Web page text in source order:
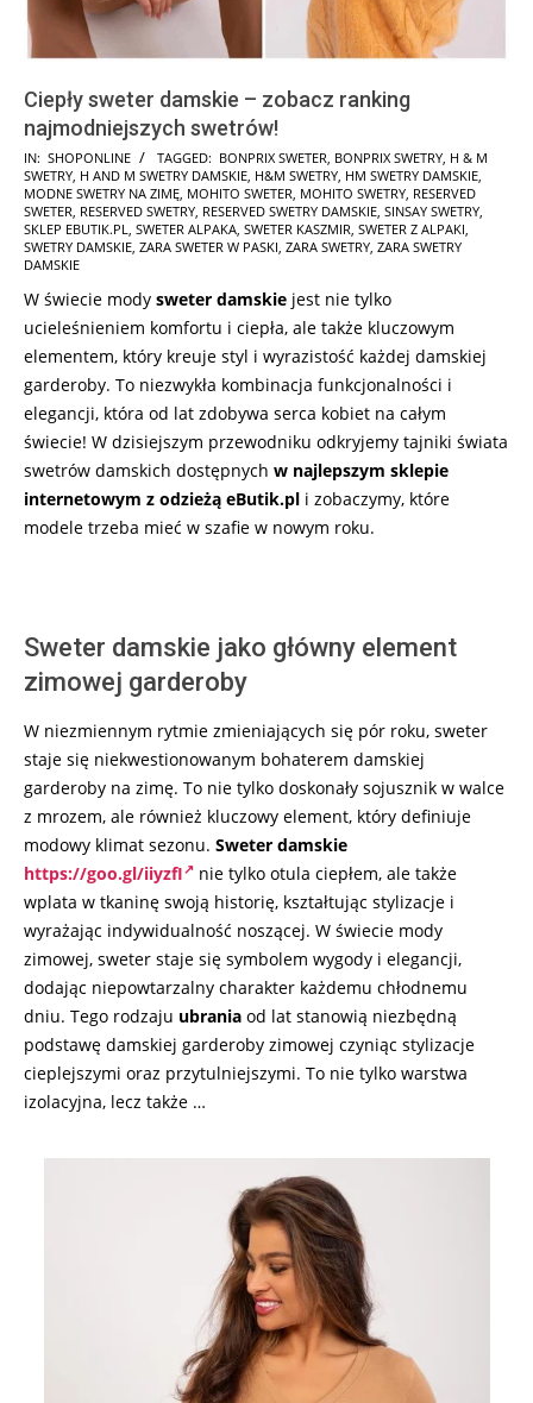
Ciepły sweter damskie – zobacz ranking
najmodniejszych swetrów!
2025-
10-
17
IN: SHOPONLINE TAGGED: BONPRIX SWETER, BONPRIX SWETRY, H & M
SWETRY, H AND M SWETRY DAMSKIE, H&M SWETRY, HM SWETRY DAMSKIE,
MODNE SWETRY NA ZIMĘ, MOHITO SWETER, MOHITO SWETRY, RESERVED
SWETER, RESERVED SWETRY, RESERVED SWETRY DAMSKIE, SINSAY SWETRY,
SKLEP EBUTIK.PL, SWETER ALPAKA, SWETER KASZMIR, SWETER Z ALPAKI,
SWETRY DAMSKIE, ZARA SWETER W PASKI, ZARA SWETRY, ZARA SWETRY
DAMSKIE
W świecie mody sweter damskie jest nie tylko
ucieleśnieniem komfortu i ciepła, ale także kluczowym
elementem, który kreuje styl i wyrazistość każdej damskiej
garderoby. To niezwykła kombinacja funkcjonalności i
elegancji, która od lat zdobywa serca kobiet na całym
świecie! W dzisiejszym przewodniku odkryjemy tajniki świata
swetrów damskich dostępnych w najlepszym sklepie
internetowym z odzieżą eButik.pl i zobaczymy, które
modele trzeba mieć w szafie w nowym roku.
Sweter damskie jako główny element
zimowej garderoby
W niezmiennym rytmie zmieniających się pór roku, sweter
staje się niekwestionowanym bohaterem damskiej
garderoby na zimę. To nie tylko doskonały sojusznik w walce
z mrozem, ale również kluczowy element, który definiuje
modowy klimat sezonu. Sweter damskie
https://goo.gl/iiyzfI
nie tylko otula ciepłem, ale także
wplata w tkaninę swoją historię, kształtując stylizacje i
wyrażając indywidualność noszącej. W świecie mody
zimowej, sweter staje się symbolem wygody i elegancji,
dodając niepowtarzalny charakter każdemu chłodnemu
dniu. Tego rodzaju ubrania od lat stanowią niezbędną
podstawę damskiej garderoby zimowej czyniąc stylizacje
cieplejszymi oraz przytulniejszymi. To nie tylko warstwa
izolacyjna, lecz także …